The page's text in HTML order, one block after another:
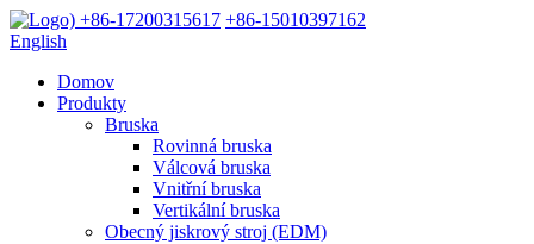
+86-17200315617 +86-15010397162
English
Domov
Produkty
Bruska
Rovinná bruska
Válcová bruska
Vnitřní bruska
Vertikální bruska
Obecný jiskrový stroj (EDM)